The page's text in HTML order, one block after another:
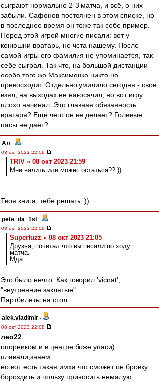
сыграют нормально 2-3 матча, и всё, о них
забыли. Сафонов постоянен в этом списке, но
в последнее время он тоже так себе пример.
Перед этой игрой многие писали: вот у
конюшни вратарь, не чета нашему. После
самой игры его фамилия не упоминается, так
себе сыграл. Так что, на большой дистанции
особо того же Максименко никто не
превосходит. Отдельно умилило сегодня - своё
взял, на выходах не накосячил, но вот игру
плохо начинал. Это главная обязанность
вратаря? Ещё чего он не делает? Голевые
пасы не даёт?
Ал -
08 окт 2023 22:09
TRIV » 08 окт 2023 21:59
Мне валить или можно остаться?? ))
Твоя книга, тебе решать :))
pete_da_1st -
08 окт 2023 22:09
Superfuzz » 08 окт 2023 21:05
Друзья, почитал что вы писали по ходу
матча.
Мда.
Это было нечто. Как говорил 'vicnat',
"внутренние заклятые"
Партбилеты на стол
alek.vladimir -
08 окт 2023 22:08
лео22
опорником и в центре боже упаси)
плавали,знаем
но вот есть такая имха что сможет он бровку
бороздить и пользу приносить немалую